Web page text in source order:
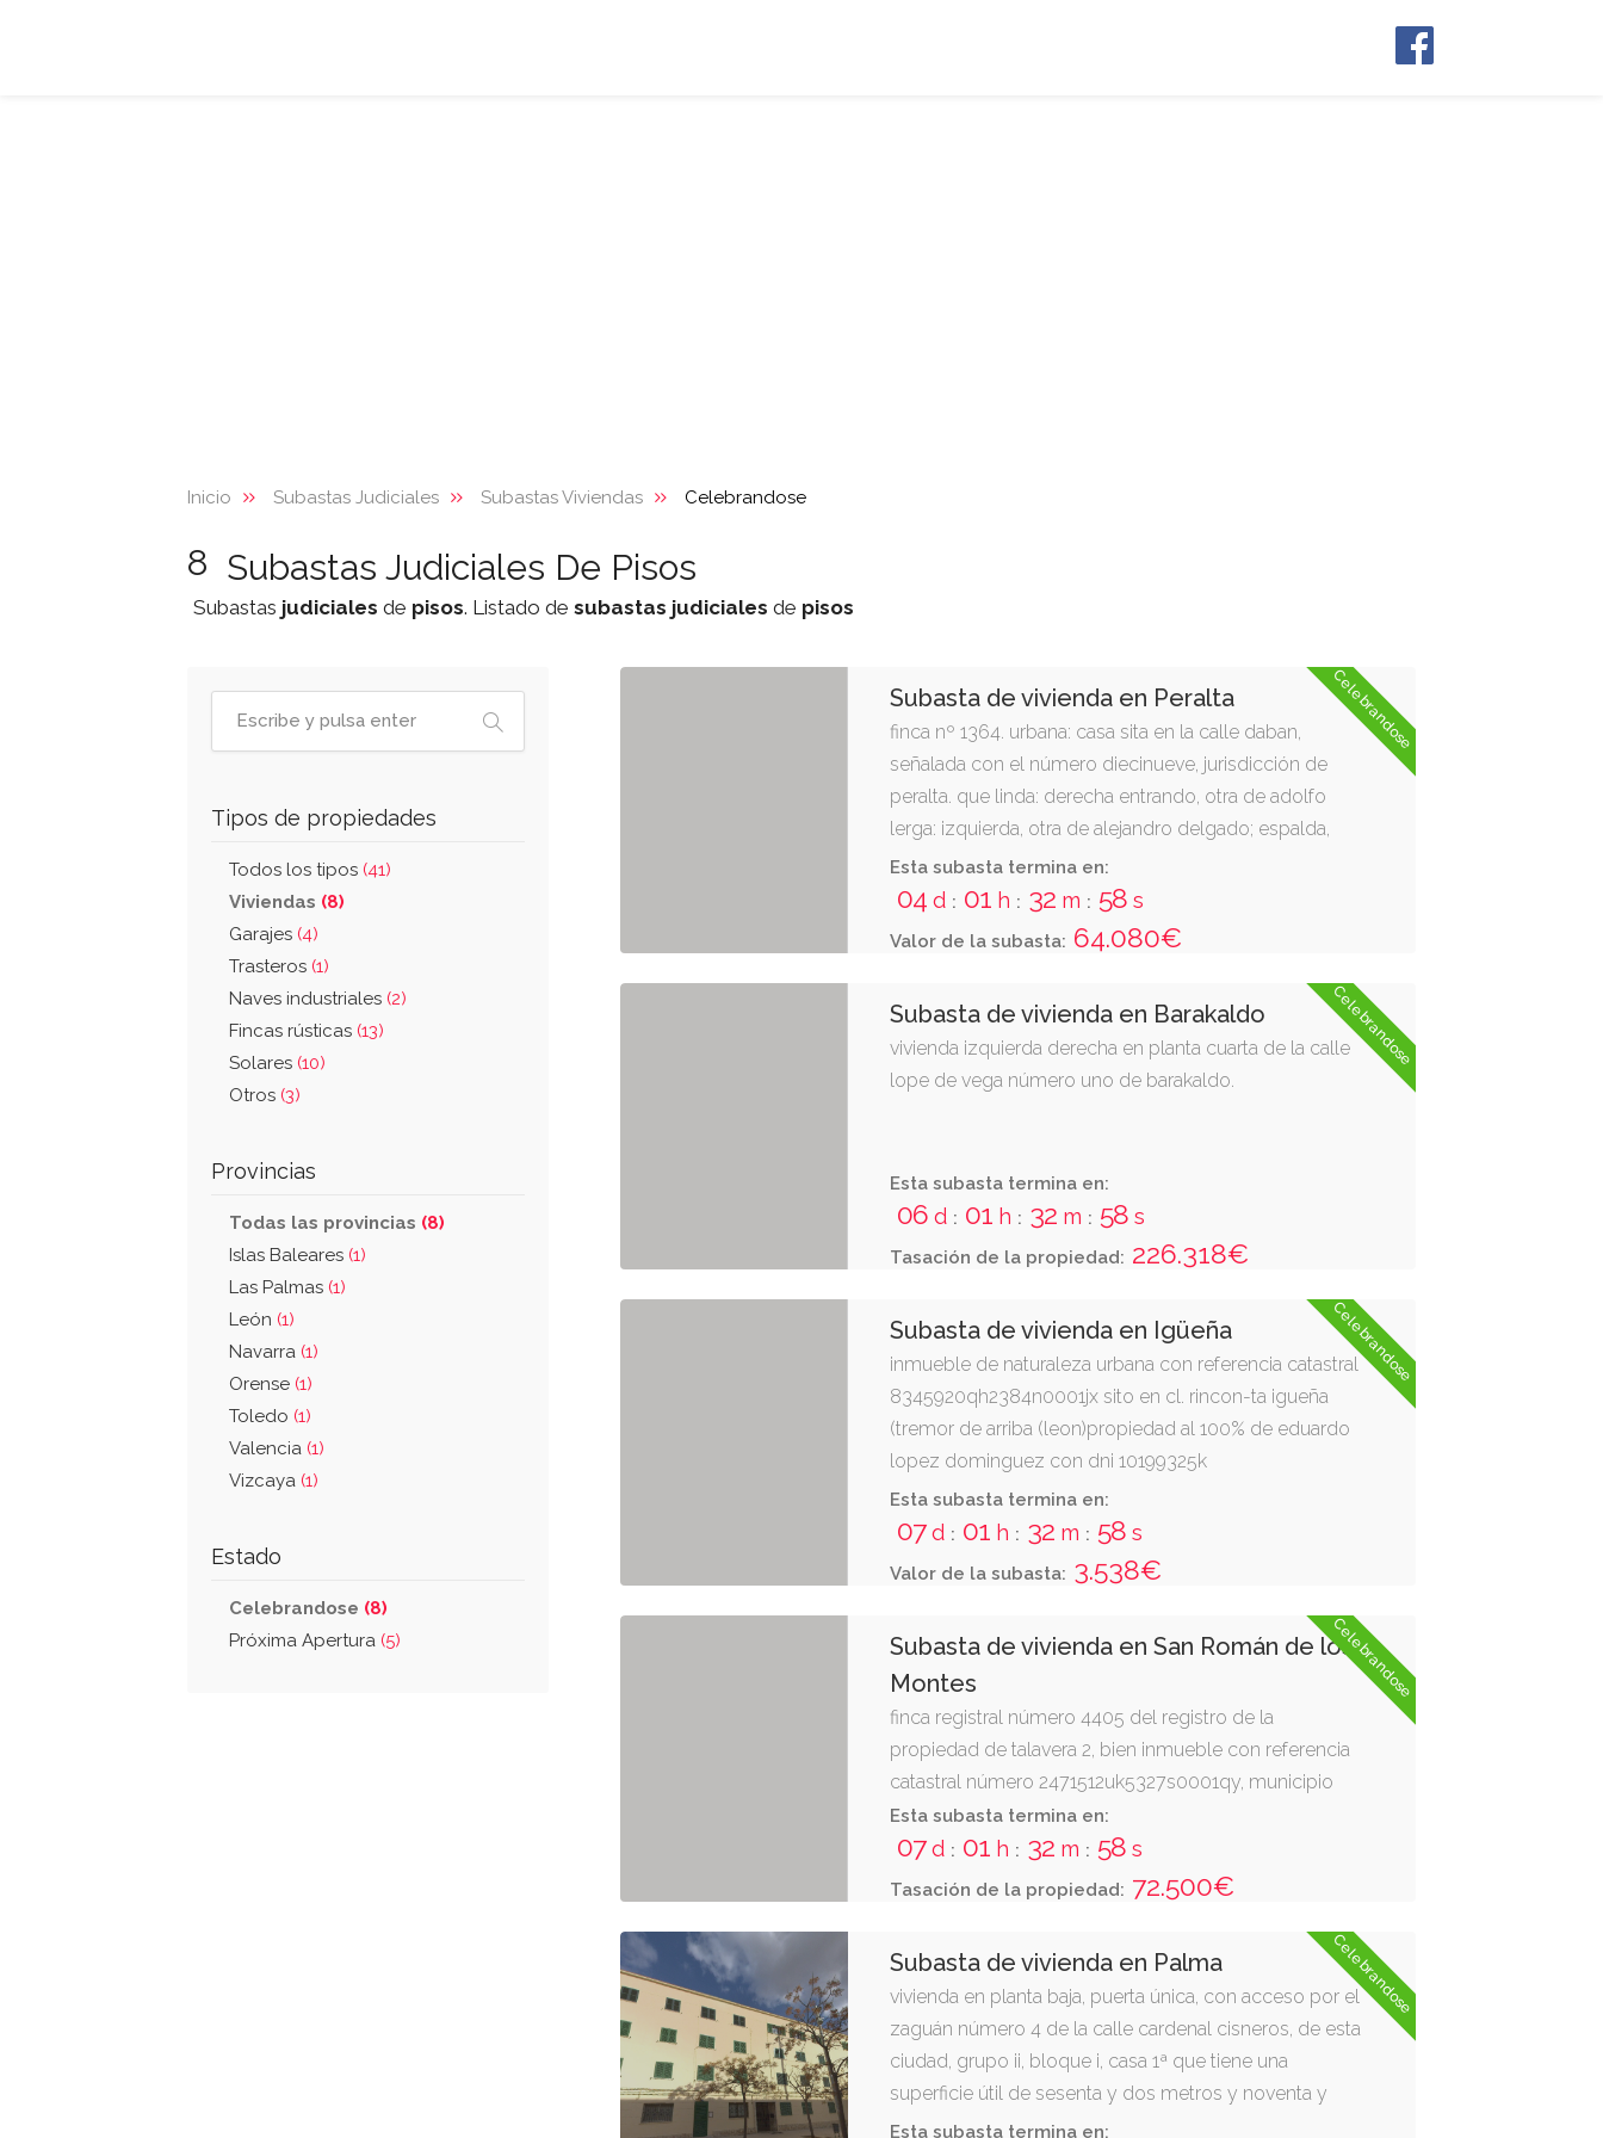
Inicio Subastas Judiciales Subastas Viviendas Celebrandose
8 Subastas Judiciales De Pisos
Subastas judiciales de pisos. Listado de subastas judiciales de pisos
Tipos de propiedades
Todos los tipos (41)
Viviendas (8)
Garajes (4)
Trasteros (1)
Naves industriales (2)
Fincas rústicas (13)
Solares (10)
Otros (3)
Provincias
Todas las provincias (8)
Islas Baleares (1)
Las Palmas (1)
León (1)
Navarra (1)
Orense (1)
Toledo (1)
Valencia (1)
Vizcaya (1)
Estado
Celebrandose (8)
Próxima Apertura (5)
Celebrandose
Subasta de vivienda en Peralta
finca nº 1364. urbana: casa sita en la calle daban,
señalada con el número diecinueve, jurisdicción de
peralta. que linda: derecha entrando, otra de adolfo
lerga: izquierda, otra de alejandro delgado; espalda,
otra de cirila irigaray. consta de tres pisos y el bajo. se
halla asentada sobre una parcela de ciento veintiocho
metros cuadrados. inscrita en el registro de la
propiedad de tafalla al tomo 1880, libro 153, folio 1,
Esta subasta termina en:
04 d : 01 h : 32 m : 57 s
Valor de la subasta: 64.080€
Celebrandose
Subasta de vivienda en Barakaldo
vivienda izquierda derecha en planta cuarta de la calle
lope de vega número uno de barakaldo.
Esta subasta termina en:
06 d : 01 h : 32 m : 57 s
Tasación de la propiedad: 226.318€
Celebrandose
Subasta de vivienda en Igüeña
inmueble de naturaleza urbana con referencia catastral
8345920qh2384n0001jx sito en cl. rincon-ta igueña
(tremor de arriba (leon)propiedad al 100% de eduardo
lopez dominguez con dni 10199325k
Esta subasta termina en:
07d : 01 h : 32 m : 57 s
Valor de la subasta: 3.538€
Celebrandose
Subasta de vivienda en San Román de los
Montes
finca registral número 4405 del registro de la
propiedad de talavera 2, bien inmueble con referencia
catastral número 2471512uk5327s0001qy, municipio
san román de los montes (toledo), c/olivilla nº 9
Esta subasta termina en:
07d : 01 h : 32 m : 57 s
Tasación de la propiedad: 72.500€
Celebrandose
Subasta de vivienda en Palma
vivienda en planta baja, puerta única, con acceso por el
zaguán número 4 de la calle cardenal cisneros, de esta
ciudad, grupo ii, bloque i, casa 1ª que tiene una
superficie útil de sesenta y dos metros y noventa y
seis decímetros,